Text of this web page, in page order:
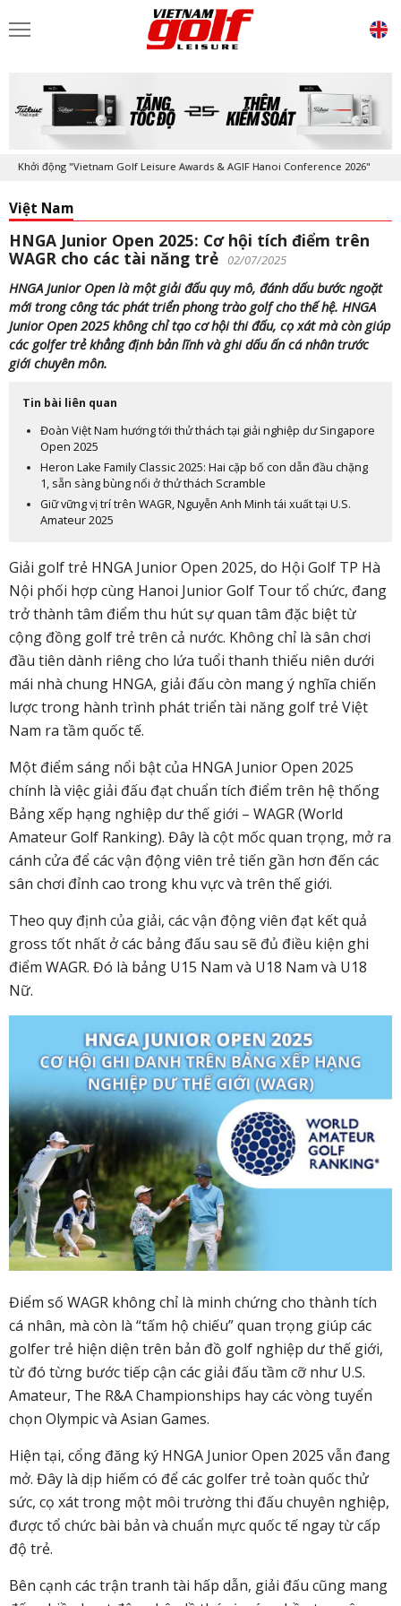
Khởi động "Vietnam Golf Leisure Awards & AGIF Hanoi Conference 2026"
Việt Nam
HNGA Junior Open 2025: Cơ hội tích điểm trên
WAGR cho các tài năng trẻ 02/07/2025
HNGA Junior Open là một giải đấu quy mô, đánh dấu bước ngoặt
mới trong công tác phát triển phong trào golf cho thế hệ. HNGA
Junior Open 2025 không chỉ tạo cơ hội thi đấu, cọ xát mà còn giúp
các golfer trẻ khẳng định bản lĩnh và ghi dấu ấn cá nhân trước
giới chuyên môn.
Tin bài liên quan
Đoàn Việt Nam hướng tới thử thách tại giải nghiệp dư Singapore
Open 2025
Heron Lake Family Classic 2025: Hai cặp bố con dẫn đầu chặng
1, sẵn sàng bùng nổi ở thử thách Scramble
Giữ vững vị trí trên WAGR, Nguyễn Anh Minh tái xuất tại U.S.
Amateur 2025
Giải golf trẻ HNGA Junior Open 2025, do Hội Golf TP Hà
Nội phối hợp cùng Hanoi Junior Golf Tour tổ chức, đang
trở thành tâm điểm thu hút sự quan tâm đặc biệt từ
cộng đồng golf trẻ trên cả nước. Không chỉ là sân chơi
đầu tiên dành riêng cho lứa tuổi thanh thiếu niên dưới
mái nhà chung HNGA, giải đấu còn mang ý nghĩa chiến
lược trong hành trình phát triển tài năng golf trẻ Việt
Nam ra tầm quốc tế.
Một điểm sáng nổi bật của HNGA Junior Open 2025
chính là việc giải đấu đạt chuẩn tích điểm trên hệ thống
Bảng xếp hạng nghiệp dư thế giới – WAGR (World
Amateur Golf Ranking). Đây là cột mốc quan trọng, mở ra
cánh cửa để các vận động viên trẻ tiến gần hơn đến các
sân chơi đỉnh cao trong khu vực và trên thế giới.
Theo quy định của giải, các vận động viên đạt kết quả
gross tốt nhất ở các bảng đấu sau sẽ đủ điều kiện ghi
điểm WAGR. Đó là bảng U15 Nam và U18 Nam và U18
Nữ.
Điểm số WAGR không chỉ là minh chứng cho thành tích
cá nhân, mà còn là “tấm hộ chiếu” quan trọng giúp các
golfer trẻ hiện diện trên bản đồ golf nghiệp dư thế giới,
từ đó từng bước tiếp cận các giải đấu tầm cỡ như U.S.
Amateur, The R&A Championships hay các vòng tuyển
chọn Olympic và Asian Games.
Hiện tại, cổng đăng ký HNGA Junior Open 2025 vẫn đang
mở. Đây là dịp hiếm có để các golfer trẻ toàn quốc thử
sức, cọ xát trong một môi trường thi đấu chuyên nghiệp,
được tổ chức bài bản và chuẩn mực quốc tế ngay từ cấp
độ trẻ.
Bên cạnh các trận tranh tài hấp dẫn, giải đấu cũng mang